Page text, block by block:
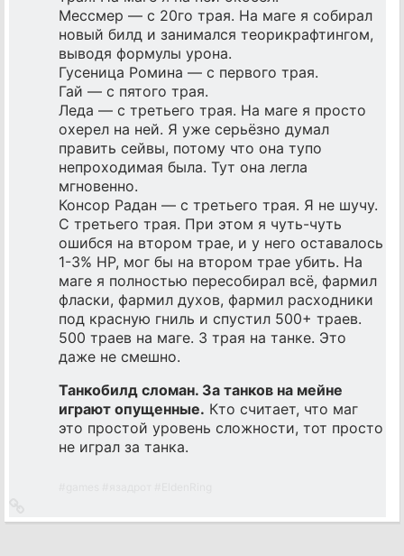
Мессмер — с 20го трая. На маге я собирал
новый билд и занимался теорикрафтингом,
выводя формулы урона.
Гусеница Ромина — с первого трая.
Гай — с пятого трая.
Леда — с третьего трая. На маге я просто
охерел на ней. Я уже серьёзно думал
править сейвы, потому что она тупо
непроходимая была. Тут она легла
мгновенно.
Консор Радан — с третьего трая. Я не шучу.
С третьего трая. При этом я чуть-чуть
ошибся на втором трае, и у него оставалось
1-3% HP, мог бы на втором трае убить. На
маге я полностью пересобирал всё, фармил
фласки, фармил духов, фармил расходники
под красную гниль и спустил 500+ траев.
500 траев на маге. 3 трая на танке. Это
даже не смешно.
Танкобилд сломан. За танков на мейне
играют опущенные. Кто считает, что маг
это простой уровень сложности, тот просто
не играл за танка.
на